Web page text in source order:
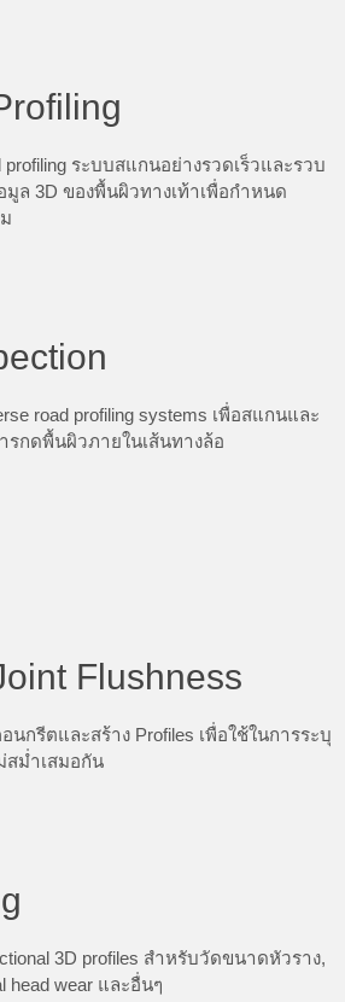
ระบบสแกนอย่างรวดเร็วและรวบ
มูล 3D ของพื้นผิวทางเท้าเพื่อกำหนด
road profiling systems เพื่อสแกนและ
รกดพื้นผิวภายในเส้นทางล้อ
Flushness
นกรีตและสร้าง Profiles เพื่อใช้ในการระบุ
ม่ำเสมอกัน
3D profiles สำหรับวัดขนาดหัวราง,
head wear และอื่นๆ